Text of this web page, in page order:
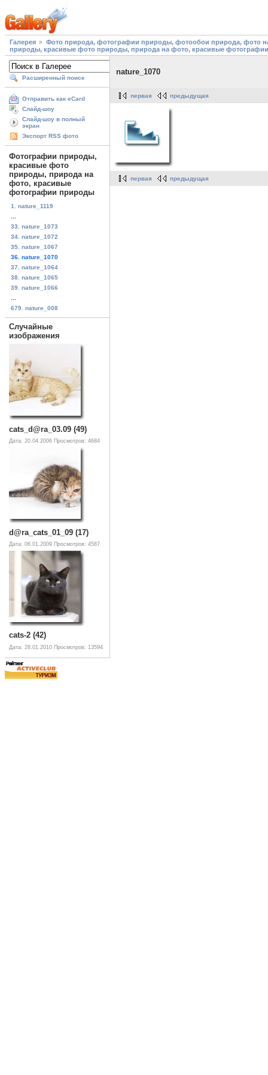
Галерея
Фото природа, фотографии природы, фотообои природа, фото
природы, красивые фото природы, природа на фото, красивые
Расширенный поиск
Отправить как eCard
Слайд-шоу
Слайд-шоу в полный
экран
Экспорт RSS фото
Фотографии природы,
красивые фото
природы, природа на
фото, красивые
фотографии природы
1. nature_1119
33. nature_1073
34. nature_1072
35. nature_1067
36. nature_1070
37. nature_1064
38. nature_1065
39. nature_1066
679. nature_008
Случайные
изображения
cats_d@ra_03.09 (49)
Дата: 20.04.2006 Просмотров: 4684
d@ra_cats_01_09 (17)
Дата: 06.01.2009 Просмотров: 4587
cats-2 (42)
Дата: 28.01.2010 Просмотров: 13594
nature_1070
первая предыдущая
первая предыдущая